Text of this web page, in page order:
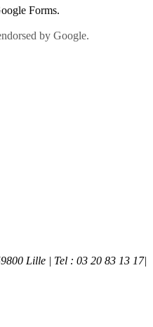
Lille | Tel : 03 20 83 13 17|